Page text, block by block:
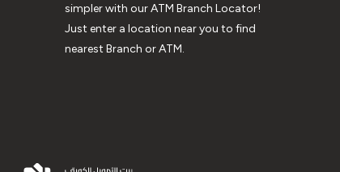
simpler with our ATM Branch Locator!
Just enter a location near you to find
nearest Branch or ATM.